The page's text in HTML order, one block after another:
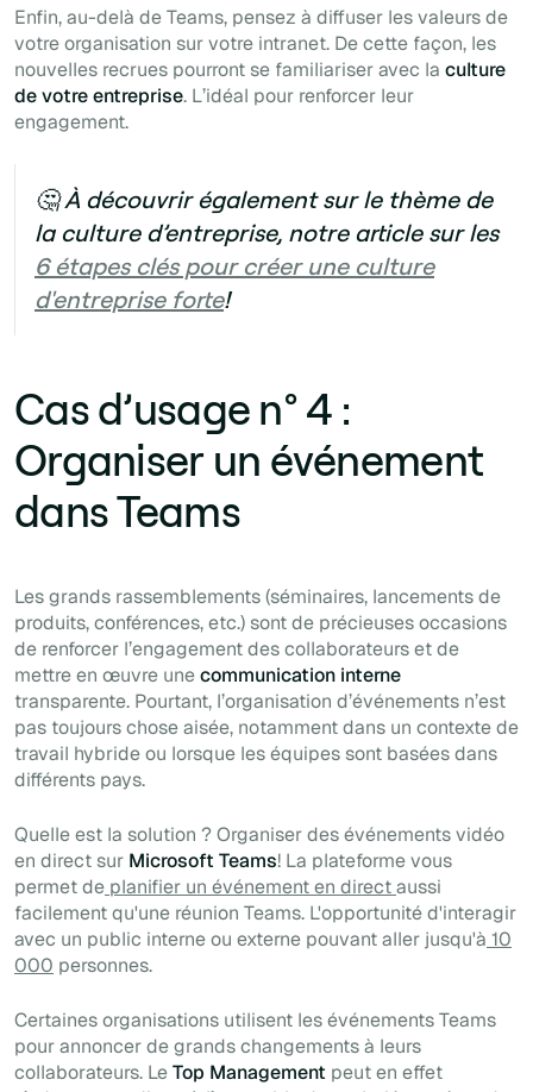
Enfin, au-delà de Teams, pensez à diffuser les valeurs de
votre organisation sur votre intranet. De cette façon, les
nouvelles recrues pourront se familiariser avec la culture
de votre entreprise. L’idéal pour renforcer leur
engagement.
🤔 À découvrir également sur le thème de
la culture d’entreprise, notre article sur les
6 étapes clés pour créer une culture
d'entreprise forte!
Cas d’usage n° 4 :
Organiser un événement
dans Teams
Les grands rassemblements (séminaires, lancements de
produits, conférences, etc.) sont de précieuses occasions
de renforcer l’engagement des collaborateurs et de
mettre en œuvre unecommunication interne
transparente. Pourtant, l’organisation d’événements n’est
pas toujours chose aisée, notamment dans un contexte de
travail hybride ou lorsque les équipes sont basées dans
différents pays.
Quelle est la solution ? Organiser des événements vidéo
en direct sur Microsoft Teams! La plateforme vous
permet de planifier un événement en directaussi
facilement qu'une réunion Teams. L'opportunité d'interagir
avec un public interne ou externe pouvant aller jusqu'à 10
000 personnes.
Certaines organisations utilisent les événements Teams
pour annoncer de grands changements à leurs
collaborateurs. LeTop Management peut en effet